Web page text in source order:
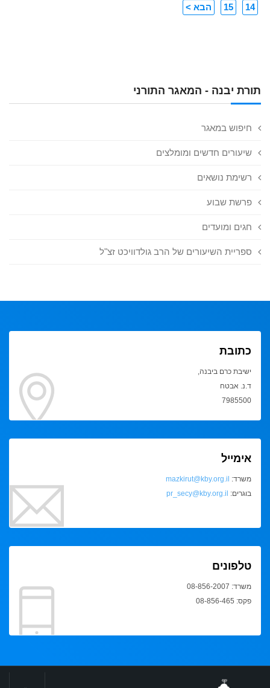
תורת יבנה - המאגר התורני
חיפוש במאגר
שיעורים חדשים ומומלצים
רשימת נושאים
פרשת שבוע
חגים ומועדים
ספריית השיעורים של הרב גולדוויכט זצ"ל
14
15 הבא >
כתובת
ישיבת כרם ביבנה,
ד.נ. אבטח
7985500
אימייל
משרד: mazkirut@kby.org.il
בוגרים: pr_secy@kby.org.il
טלפונים
משרד: 08-856-2007
פקס: 08-856-465